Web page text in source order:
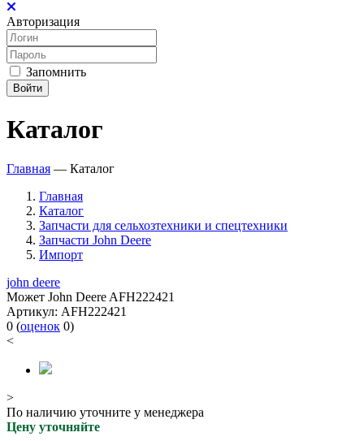
Авторизация
Запомнить
Войти
Каталог
Главная — Каталог
Главная
Каталог
Запчасти для сельхозтехники и спецтехники
Запчасти John Deere
Импорт
john deere
Может John Deere AFH222421
Артикул: AFH222421
0 (оценок 0)
<
>
По наличию уточните у менеджера
Цену уточняйте